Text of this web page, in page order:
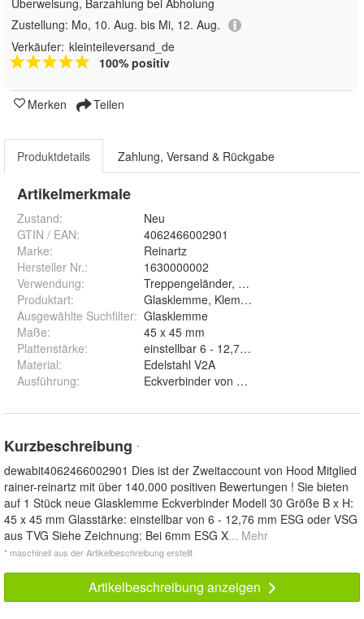
Überweisung, Barzahlung bei Abholung
Zustellung: Mo, 10. Aug. bis Mi, 12. Aug.
Verkäufer: kleinteileversand_de
100% positiv
Merken Teilen
Produktdetails Zahlung, Versand & Rückgabe
Artikelmerkmale
Zustand:
Neu
GTIN / EAN:
4062466002901
Marke:
Reinartz
Hersteller Nr.:
1630000002
Verwendung:
Treppengeländer, Balkongeländer,
Produktart:
Glasklemme, Klemmbacken, Klemmen
Ausgewählte Suchfilter: Glasklemme
Maße:
45 x 45 mm
Plattenstärke:
einstellbar 6 - 12,76 mm ESG oder VSG
Material:
Edelstahl V2A
Ausführung: Eckverbinder von Glas zu Glas
Kurzbeschreibung *
dewabit4062466002901 Dies ist der Zweitaccount von Hood Mitglied
rainer-reinartz mit über 140.000 positiven Bewertungen ! Sie bieten
auf 1 Stück neue Glasklemme Eckverbinder Modell 30 Größe B x H:
45 x 45 mm Glasstärke: einstellbar von 6 - 12,76 mm ESG oder VSG
aus TVG Siehe Zeichnung: Bei 6mm ESG X... Mehr
* maschinell aus der Artikelbeschreibung erstellt
Artikelbeschreibung anzeigen